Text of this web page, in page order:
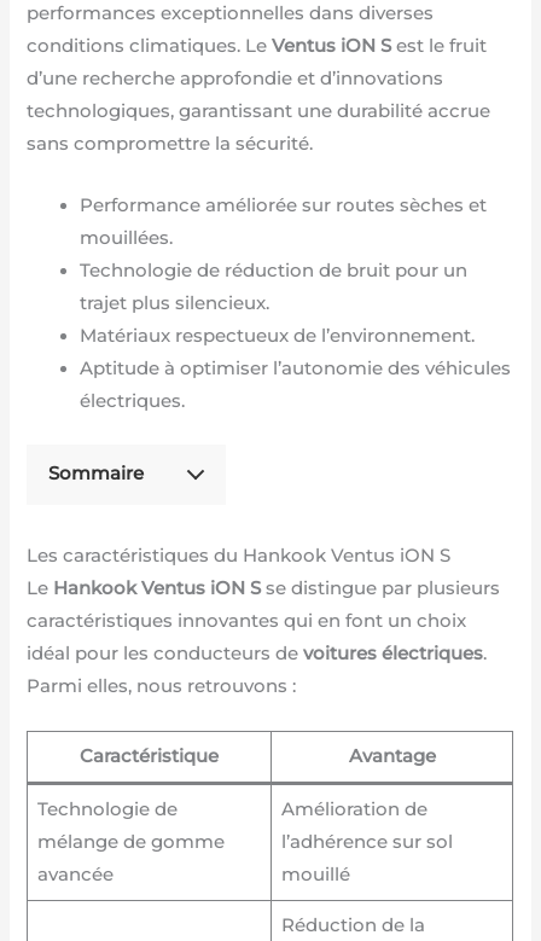
performances exceptionnelles dans diverses
conditions climatiques. LeVentus iON Sest le fruit
d’une recherche approfondie et d’innovations
technologiques, garantissant une durabilité accrue
sans compromettre la sécurité.
Performance améliorée sur routes sèches et
mouillées.
Technologie de réduction de bruit pour un
trajet plus silencieux.
Matériaux respectueux de l’environnement.
Aptitude à optimiser l’autonomie des véhicules
électriques.
Sommaire
Les caractéristiques du Hankook Ventus iON S
Le Hankook Ventus iON Sse distingue par plusieurs
caractéristiques innovantes qui en font un choix
idéal pour les conducteurs devoitures électriques.
Parmi elles, nous retrouvons :
Caractéristique Avantage
Technologie de
mélange de gomme
avancée
Amélioration de
l’adhérence sur sol
mouillé
Réduction de la